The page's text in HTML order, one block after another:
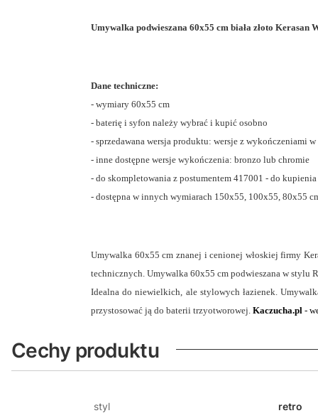
Umywalka podwieszana 60x55 cm biała złoto Kerasan
Dane techniczne:
- wymiary 60x55 cm
- baterię i syfon należy wybrać i kupić osobno
- sprzedawana wersja produktu: wersje z wykończeniami
- inne dostępne wersje wykończenia: bronzo lub chromie
- do skompletowania z postumentem 417001 - do
- dostępna w innych wymiarach 150x55, 100x55, 80x55
Umywalka 60x55 cm znanej i cenionej włoskiej firmy
technicznych. Umywalka 60x55 cm podwieszana w stylu
Idealna do niewielkich, ale stylowych łazienek.
przystosować ją do baterii trzyotworowej. Kaczucha.pl -
Cechy produktu
styl retro